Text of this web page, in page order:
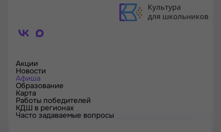
Акции
Новости
Афиша
Образование
Карта
Работы победителей
КДШ в регионах
Часто задаваемые вопросы
Проверка сертификата